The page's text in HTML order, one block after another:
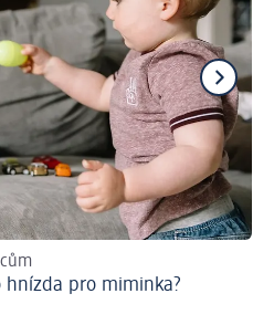
hnízda pro miminka?